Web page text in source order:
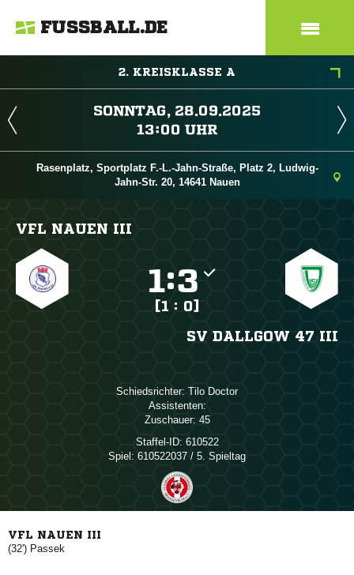
FUSSBALL.DE
2. KREISKLASSE A
 
 
Rasenplatz, Sportplatz F.-L.-Jahn-Straße, Platz 2, Ludwig-
Jahn-Str. 20, 14641 Nauen
VFL NAUEN III
:
[1 : 0]
SV DALLGOW 47 III
Schiedsrichter:  
Assistenten:
Zuschauer: 45
Staffel-ID: 610522
Spiel: 610522037 / 5. Spieltag
VFL NAUEN III
(32') 